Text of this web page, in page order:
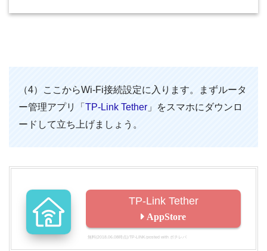
（4）ここからWi-Fi接続設定に入ります。まずルータ
ー管理アプリ「 TP-Link Tether 」をスマホにダウンロ
ードして立ち上げましょう。
TP-Link Tether
無料(2018.06.08時点) TP-LINK posted with ポチレバ